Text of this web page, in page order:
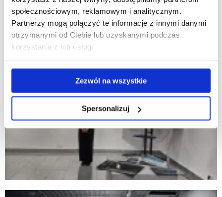
społecznościowym, reklamowym i analitycznym.
Partnerzy mogą połączyć te informacje z innymi danymi
otrzymanymi od Ciebie lub uzyskanymi podczas
korzystania z ich usług.
Zezwól na wszystkie
Spersonalizuj